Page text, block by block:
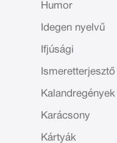
Humor
Idegen nyelvű
Ifjúsági
Ismeretterjesztő
Kalandregények
Karácsony
Kártyák